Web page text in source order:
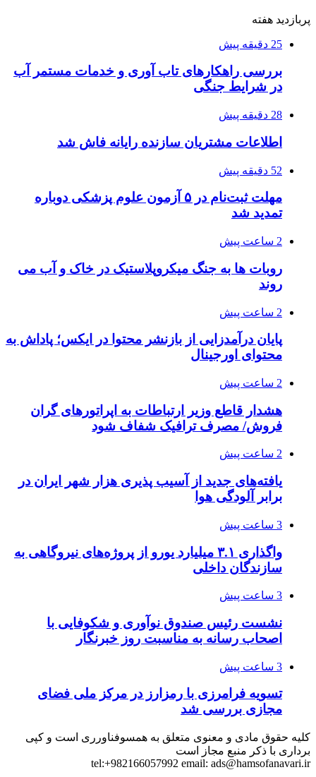
پربازدید هفته
25 دقیقه پیش
بررسی راهکارهای تاب آوری و خدمات مستمر آب
در شرایط جنگی
28 دقیقه پیش
اطلاعات مشتریان سازنده رایانه فاش شد
52 دقیقه پیش
مهلت ثبت‌نام در ۵ آزمون علوم پزشکی دوباره
تمدید شد
2 ساعت پیش
روبات ها به جنگ میکروپلاستیک در خاک و آب می
روند
2 ساعت پیش
پایان درآمدزایی از بازنشر محتوا در ایکس؛ پاداش به
محتوای اورجینال
2 ساعت پیش
هشدار قاطع وزیر ارتباطات به اپراتورهای گران
فروش/ مصرف ترافیک شفاف شود
2 ساعت پیش
یافته‌های جدید از آسیب پذیری هزار شهر ایران در
برابر آلودگی هوا
3 ساعت پیش
واگذاری ۳.۱ میلیارد یورو از پروژه‌های نیروگاهی به
سازندگان داخلی
3 ساعت پیش
نشست رئیس صندوق نوآوری و شکوفایی با
اصحاب رسانه به مناسبت روز خبرنگار
3 ساعت پیش
تسویه فرامرزی با رمزارز در مرکز ملی فضای
مجازی بررسی شد
کلیه حقوق مادی و معنوی متعلق به همسوفناورری است و کپی
برداری با ذکر منبع مجاز است
tel:+982166057992 email: ads@hamsofanavari.ir